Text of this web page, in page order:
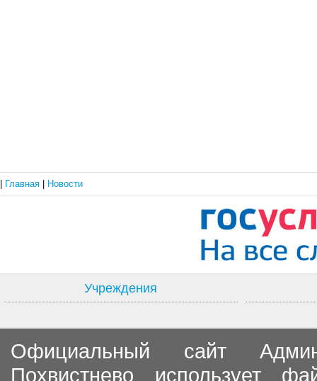
Главная Новости
Учреждения
Официальный сайт
Похвистнево использует